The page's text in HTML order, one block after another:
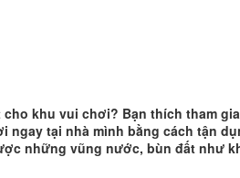
khu vui chơi? Bạn thích tham
ngay tại nhà mình bằng cách tận
những vũng nước, bùn đất như